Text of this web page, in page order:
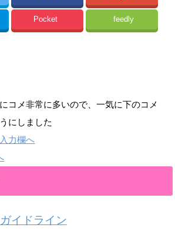
Pocket feedly
コメ非常に多いので、一気に下のコメ
にしました
力欄へ
イドライン